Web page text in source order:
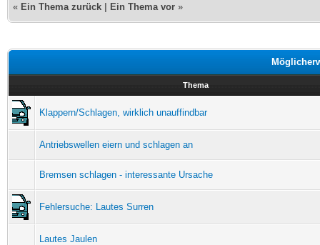
« Ein Thema zurück Ein Thema vor »
Thema
Klappern/Schlagen, wirklich unauffindbar
Antriebswellen eiern und schlagen an
Bremsen schlagen - interessante Ursache
Fehlersuche: Lautes Surren
Lautes Jaulen